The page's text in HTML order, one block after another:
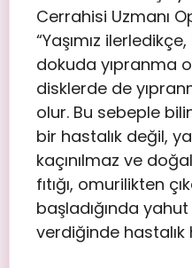
Cerrahisi Uzmanı
“Yaşımız
dokuda yıpranma
disklerde de
olur. Bu sebeple
bir hastalık değil,
kaçınılmaz ve
fıtığı, omurilikten
başladığında
verdiğinde hastalık